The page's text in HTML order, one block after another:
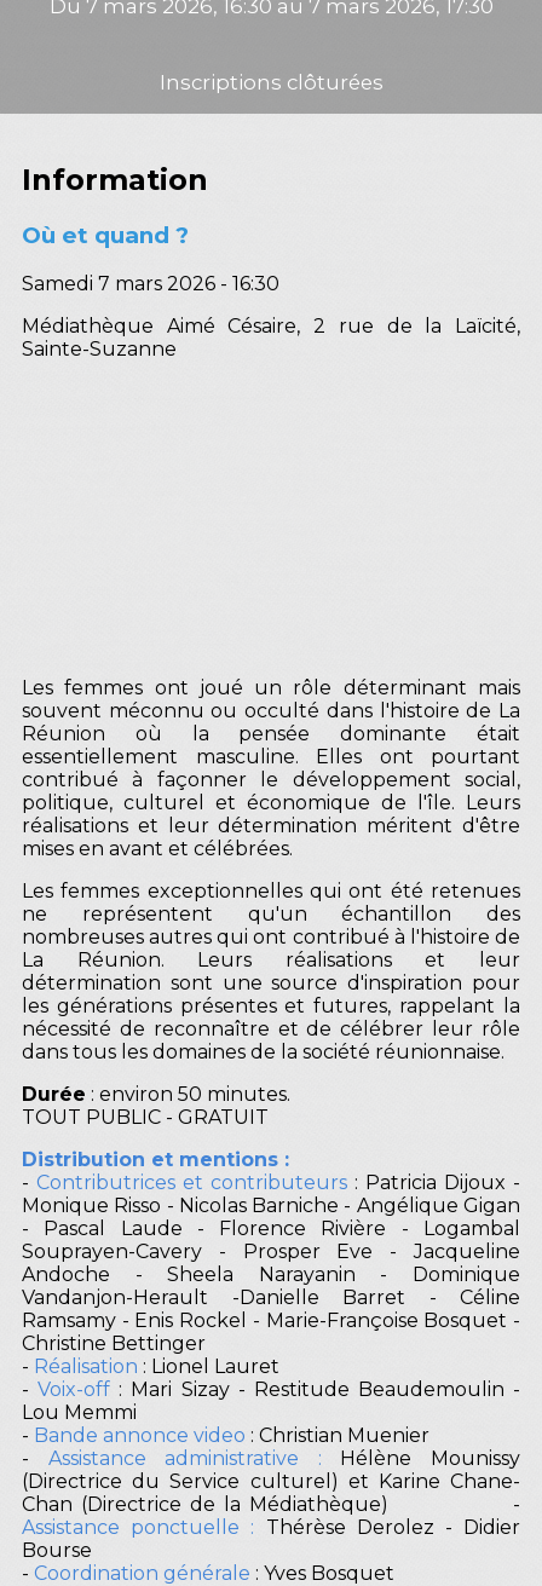
Du 7 mars 2026, 16:30 au 7 mars 2026, 17:30
Inscriptions clôturées
Information
Où et quand ?
Samedi 7 mars 2026 - 16:30
Médiathèque Aimé Césaire, 2 rue de la Laïcité,
Sainte-Suzanne
Les femmes ont joué un rôle déterminant mais
souvent méconnu ou occulté dans l'histoire de La
Réunion où la pensée dominante était
essentiellement masculine. Elles ont pourtant
contribué à façonner le développement social,
politique, culturel et économique de l'île. Leurs
réalisations et leur détermination méritent d'être
mises en avant et célébrées.
Les femmes exceptionnelles qui ont été retenues
ne représentent qu'un échantillon des
nombreuses autres qui ont contribué à l'histoire de
La Réunion. Leurs réalisations et leur
détermination sont une source d'inspiration pour
les générations présentes et futures, rappelant la
nécessité de reconnaître et de célébrer leur rôle
dans tous les domaines de la société réunionnaise.
Durée : environ 50 minutes.
TOUT PUBLIC - GRATUIT
Distribution et mentions :
- Contributrices et contributeurs : Patricia Dijoux -
Monique Risso - Nicolas Barniche - Angélique Gigan
- Pascal Laude - Florence Rivière - Logambal
Souprayen-Cavery - Prosper Eve - Jacqueline
Andoche - Sheela Narayanin - Dominique
Vandanjon-Herault -Danielle Barret - Céline
Ramsamy - Enis Rockel - Marie-Françoise Bosquet -
Christine Bettinger
- Réalisation : Lionel Lauret
-Voix-off : Mari Sizay - Restitude Beaudemoulin -
Lou Memmi
- Bande annonce video : Christian Muenier
- Assistance administrative : Hélène Mounissy
(Directrice du Service culturel) et Karine Chane-
Chan (Directrice de la Médiathèque) -
Assistance ponctuelle : Thérèse Derolez - Didier
Bourse
- Coordination générale : Yves Bosquet